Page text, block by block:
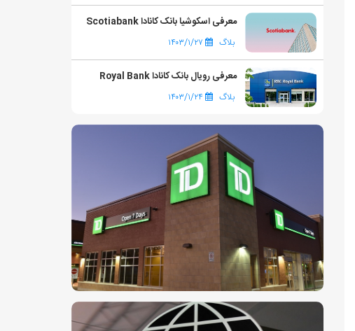
معرفی اسکوشیا بانک کانادا Scotiabank
بلاگ ۱۴۰۳/۱/۲۷
معرفی رویال بانک کانادا Royal Bank
بلاگ ۱۴۰۳/۱/۲۴